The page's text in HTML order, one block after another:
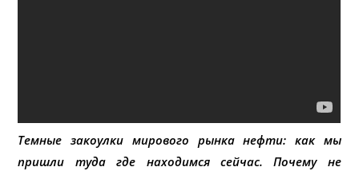
Темные закоулки мирового рынка нефти: как мы
пришли туда где находимся сейчас. Почему не